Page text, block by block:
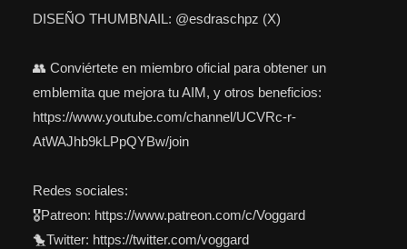
DISEÑO THUMBNAIL: @esdraschpz (X)
👥 Conviértete en miembro oficial para obtener un
emblemita que mejora tu AIM, y otros beneficios:
https://www.youtube.com/channel/UCVRc-r-
AtWAJhb9kLPpQYBw/join
Redes sociales:
🎖️Patreon: https://www.patreon.com/c/Voggard
🐤Twitter: https://twitter.com/voggard